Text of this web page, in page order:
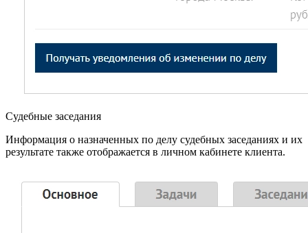
Судебные заседания
Информация о назначенных по делу судебных заседаниях и их
результате также отображается в личном кабинете клиента.